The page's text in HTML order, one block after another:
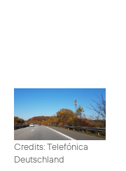
Credits: Telefónica
Deutschland